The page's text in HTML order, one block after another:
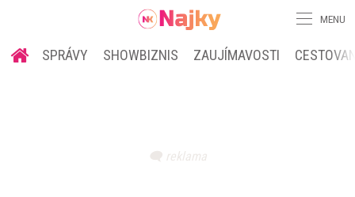
MENU
SPRÁVY SHOWBIZNIS ZAUJÍMAVOSTI